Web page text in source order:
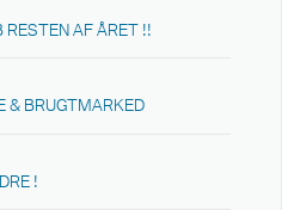
RESTEN AF ÅRET !!
& BRUGTMARKED
!